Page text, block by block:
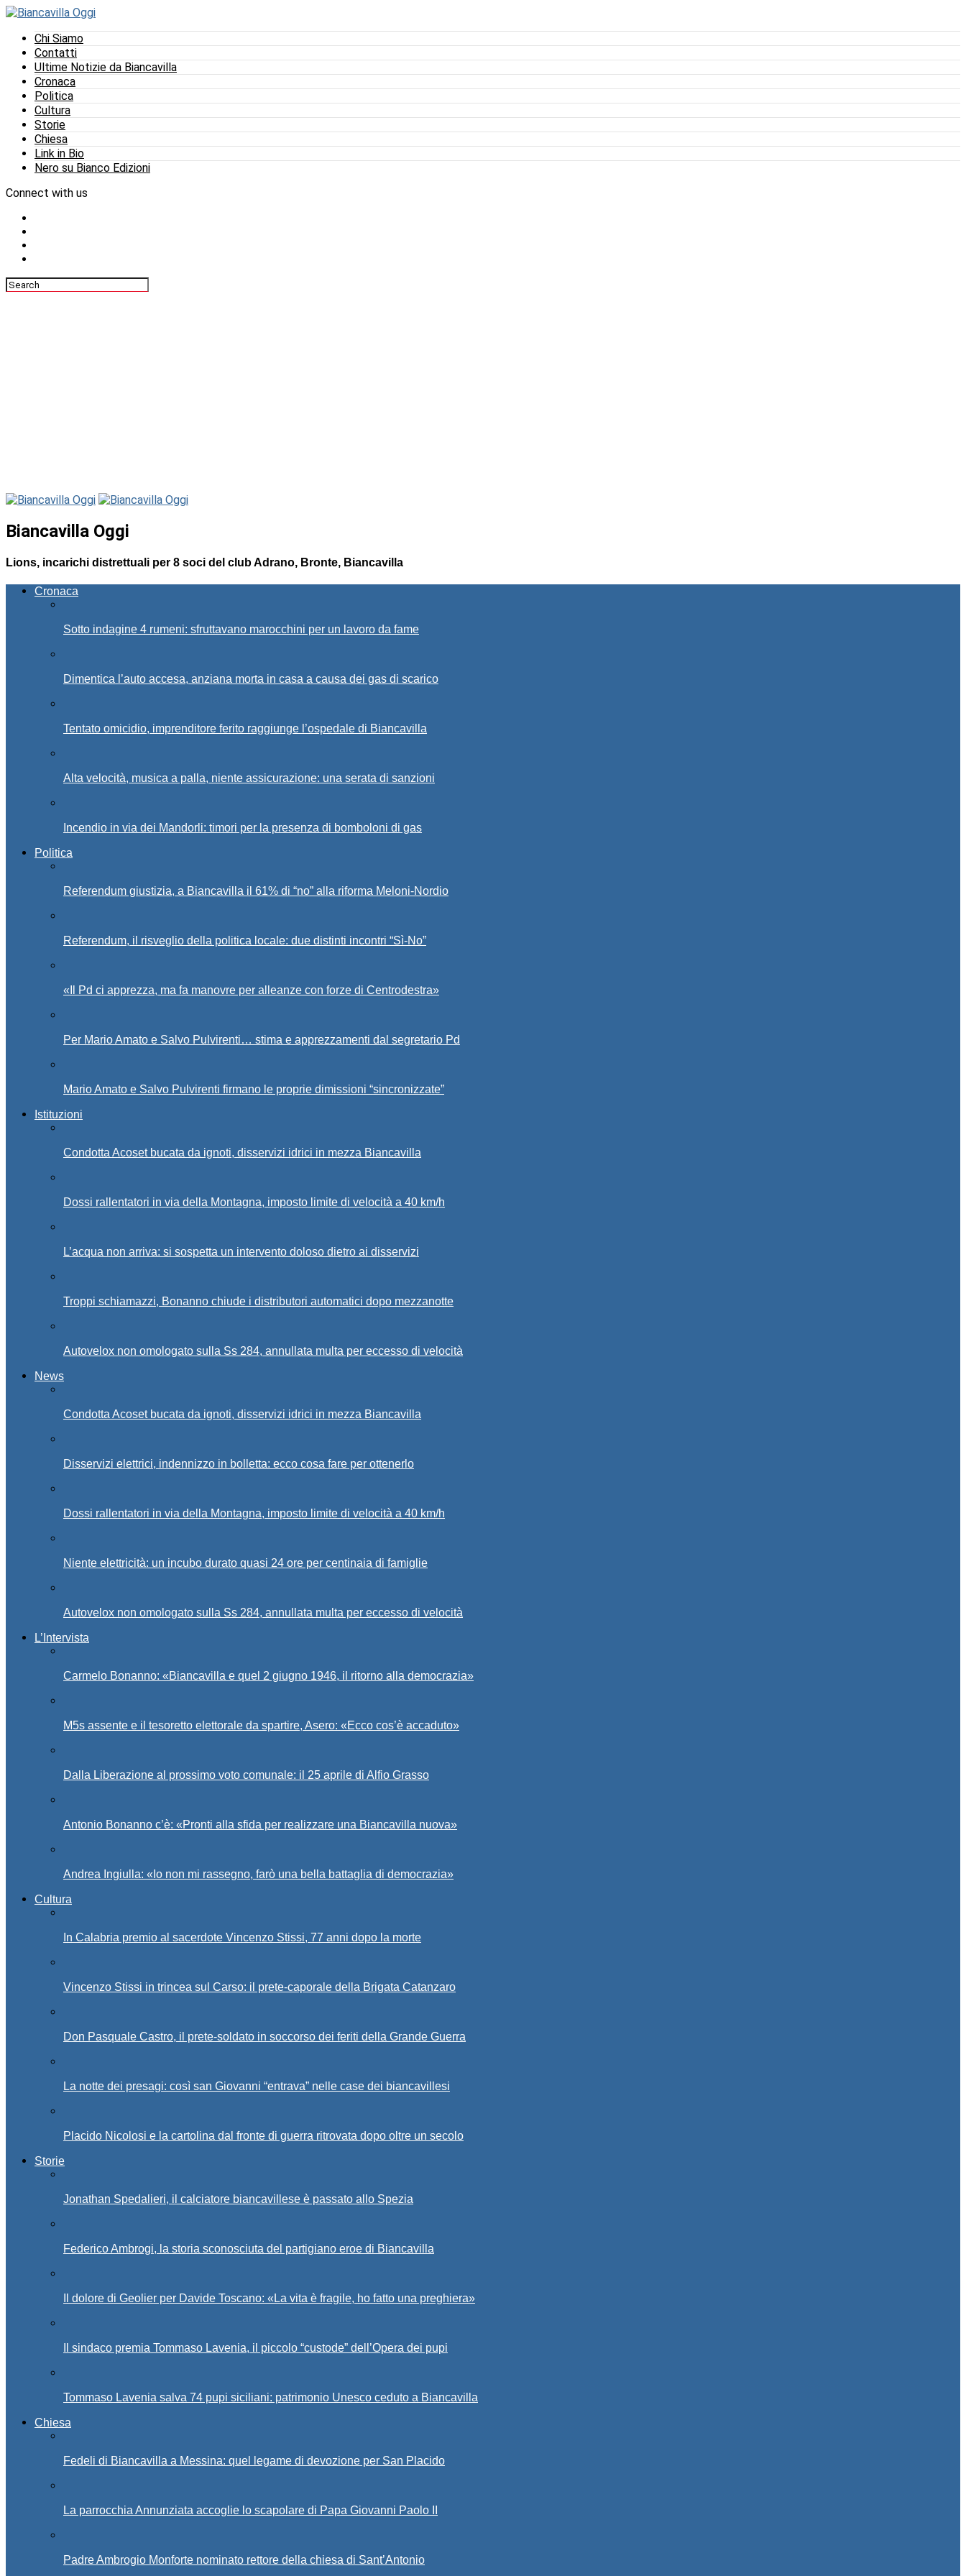
Chi Siamo
Contatti
Ultime Notizie da Biancavilla
Cronaca
Politica
Cultura
Storie
Chiesa
Link in Bio
Nero su Bianco Edizioni
Connect with us
Biancavilla Oggi
Lions, incarichi distrettuali per 8 soci del club Adrano, Bronte, Biancavilla
Cronaca
Sotto indagine 4 rumeni: sfruttavano marocchini per un lavoro da fame
Dimentica l’auto accesa, anziana morta in casa a causa dei gas di scarico
Tentato omicidio, imprenditore ferito raggiunge l’ospedale di Biancavilla
Alta velocità, musica a palla, niente assicurazione: una serata di sanzioni
Incendio in via dei Mandorli: timori per la presenza di bomboloni di gas
Politica
Referendum giustizia, a Biancavilla il 61% di “no” alla riforma Meloni-Nordio
Referendum, il risveglio della politica locale: due distinti incontri “Sì-No”
«Il Pd ci apprezza, ma fa manovre per alleanze con forze di Centrodestra»
Per Mario Amato e Salvo Pulvirenti… stima e apprezzamenti dal segretario Pd
Mario Amato e Salvo Pulvirenti firmano le proprie dimissioni “sincronizzate”
Istituzioni
Condotta Acoset bucata da ignoti, disservizi idrici in mezza Biancavilla
Dossi rallentatori in via della Montagna, imposto limite di velocità a 40 km/h
L’acqua non arriva: si sospetta un intervento doloso dietro ai disservizi
Troppi schiamazzi, Bonanno chiude i distributori automatici dopo mezzanotte
Autovelox non omologato sulla Ss 284, annullata multa per eccesso di velocità
News
Condotta Acoset bucata da ignoti, disservizi idrici in mezza Biancavilla
Disservizi elettrici, indennizzo in bolletta: ecco cosa fare per ottenerlo
Dossi rallentatori in via della Montagna, imposto limite di velocità a 40 km/h
Niente elettricità: un incubo durato quasi 24 ore per centinaia di famiglie
Autovelox non omologato sulla Ss 284, annullata multa per eccesso di velocità
L’Intervista
Carmelo Bonanno: «Biancavilla e quel 2 giugno 1946, il ritorno alla democrazia»
M5s assente e il tesoretto elettorale da spartire, Asero: «Ecco cos’è accaduto»
Dalla Liberazione al prossimo voto comunale: il 25 aprile di Alfio Grasso
Antonio Bonanno c’è: «Pronti alla sfida per realizzare una Biancavilla nuova»
Andrea Ingiulla: «Io non mi rassegno, farò una bella battaglia di democrazia»
Cultura
In Calabria premio al sacerdote Vincenzo Stissi, 77 anni dopo la morte
Vincenzo Stissi in trincea sul Carso: il prete-caporale della Brigata Catanzaro
Don Pasquale Castro, il prete-soldato in soccorso dei feriti della Grande Guerra
La notte dei presagi: così san Giovanni “entrava” nelle case dei biancavillesi
Placido Nicolosi e la cartolina dal fronte di guerra ritrovata dopo oltre un secolo
Storie
Jonathan Spedalieri, il calciatore biancavillese è passato allo Spezia
Federico Ambrogi, la storia sconosciuta del partigiano eroe di Biancavilla
Il dolore di Geolier per Davide Toscano: «La vita è fragile, ho fatto una preghiera»
Il sindaco premia Tommaso Lavenia, il piccolo “custode” dell’Opera dei pupi
Tommaso Lavenia salva 74 pupi siciliani: patrimonio Unesco ceduto a Biancavilla
Chiesa
Fedeli di Biancavilla a Messina: quel legame di devozione per San Placido
La parrocchia Annunziata accoglie lo scapolare di Papa Giovanni Paolo II
Padre Ambrogio Monforte nominato rettore della chiesa di Sant’Antonio